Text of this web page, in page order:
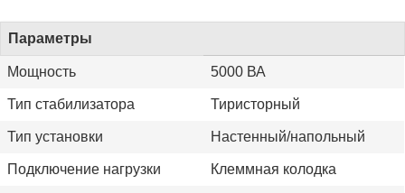
Параметры
Мощность 5000 ВА
Тип стабилизатора Тиристорный
Тип установки Настенный/напольный
Подключение нагрузки Клеммная колодка